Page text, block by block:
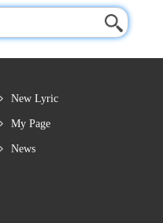
New Lyric
My Page
News